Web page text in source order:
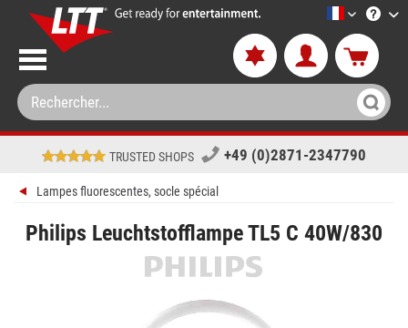
LTT-
TRUSTED SHOPS +49 (0)2871-2347790
Lampes fluorescentes, socle spécial
Philips Leuchtstofflampe TL5 C 40W/830